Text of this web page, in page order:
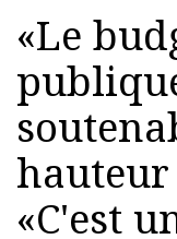
«Le
«C'est